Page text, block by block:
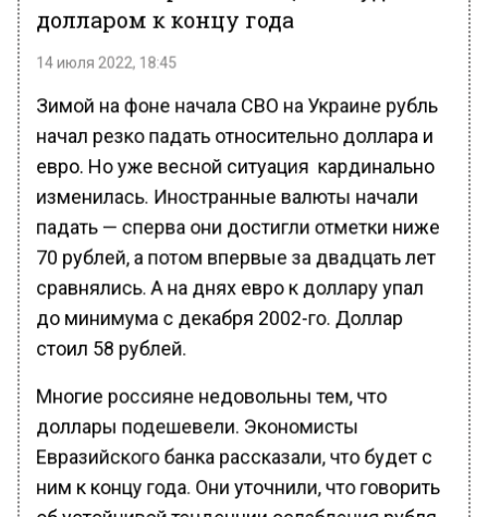
долларом к концу года
14 июля 2022, 18:45
Зимой на фоне начала СВО на Украине рубль
начал резко падать относительно доллара и
евро. Но уже весной ситуация кардинально
изменилась. Иностранные валюты начали
падать — сперва они достигли отметки ниже
70 рублей, а потом впервые за двадцать лет
сравнялись. А на днях евро к доллару упал
до минимума с декабря 2002-го. Доллар
стоил 58 рублей.
Многие россияне недовольны тем, что
доллары подешевели. Экономисты
Евразийского банка рассказали, что будет с
ним к концу года. Они уточнили, что говорить